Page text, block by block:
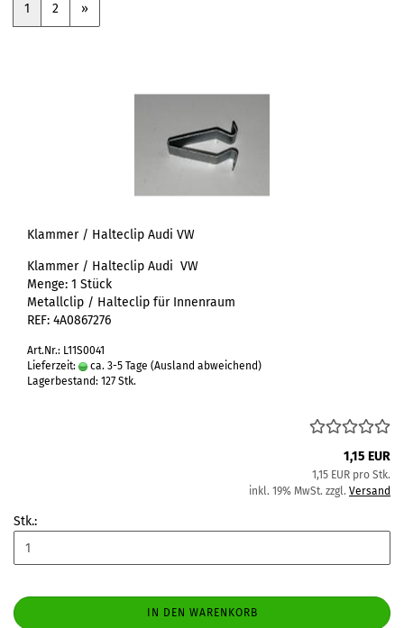
1 2 »
Klammer / Halteclip Audi VW
Klammer / Halteclip Audi VW
Menge: 1 Stück
Metallclip / Halteclip für Innenraum
REF: 4A0867276
Art.Nr.: L11S0041
Lieferzeit:
ca. 3-5 Tage (Ausland abweichend)
Lagerbestand: 127 Stk.
1,15 EUR
1,15 EUR pro Stk.
inkl. 19% MwSt. zzgl. Versand
Stk.:
IN DEN WARENKORB